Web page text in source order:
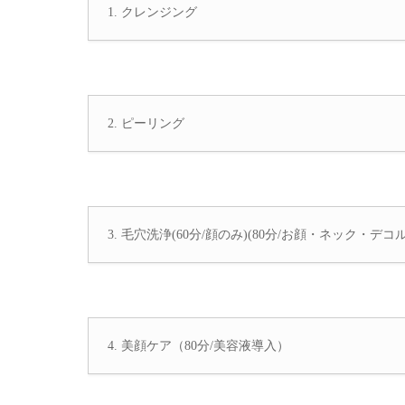
1. クレンジング
2. ピーリング
3. 毛穴洗浄(60分/顔のみ)(80分/お顔・ネック・デコ
4. 美顔ケア（80分/美容液導入）